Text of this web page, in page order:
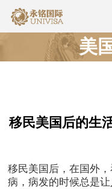
美
移民美国后的生
移民美国后，在国外
病，病发的时候总是